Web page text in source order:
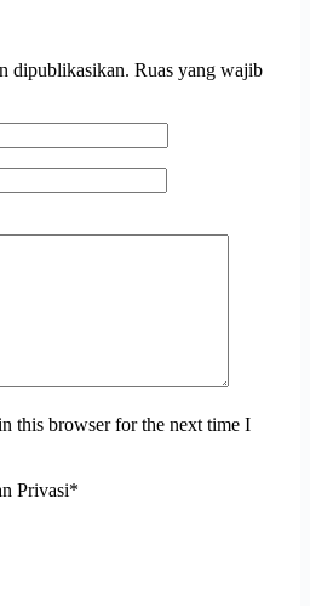
dipublikasikan. Ruas yang wajib
this browser for the next time I
Privasi*